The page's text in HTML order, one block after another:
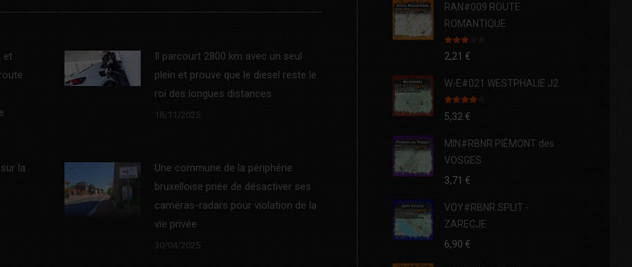
et
Il parcourt 2800 km avec un seul
plein et prouve que le diesel reste le
roi des longues distances
18/11/2025
la
Une commune de la périphérie
bruxelloise priée de désactiver ses
caméras-radars pour violation de la
vie privée
30/04/2025
RAN#009 ROUTE
ROMANTIQUE
Note
3.00
2,21 €
W-E#021 WESTPHALIE J2
Note 4.00
sur 5
5,32 €
MIN#RBNR PIÉMONT des
VOSGES
3,71 €
VOY#RBNR SPLIT -
ZARECJE
6,90 €